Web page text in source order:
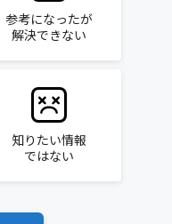
参考になったが
解決できない
知りたい情報
ではない